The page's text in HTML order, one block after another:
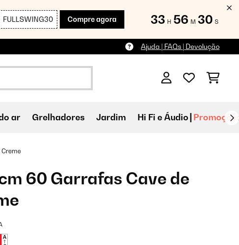
FULLSWING30 Compre agora 33 H 56 M 29 S
Ajuda | FAQs | Devolução
ar Grelhadores Jardim Hi Fi e Áudio
60 Garrafas Cave de